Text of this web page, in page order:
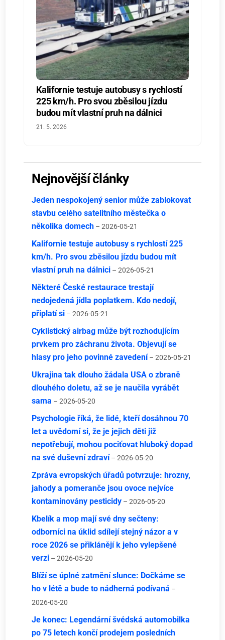
Kalifornie testuje autobusy s rychlostí
225 km/h. Pro svou zběsilou jízdu
budou mít vlastní pruh na dálnici
21. 5. 2026
Nejnovější články
Jeden nespokojený senior může zablokovat
stavbu celého satelitního městečka o
několika domech – 2026-05-21
Kalifornie testuje autobusy s rychlostí 225
km/h. Pro svou zběsilou jízdu budou mít
vlastní pruh na dálnici – 2026-05-21
Některé České restaurace trestají
nedojedená jídla poplatkem. Kdo nedojí,
připlatí si – 2026-05-21
Cyklistický airbag může být rozhodujícím
prvkem pro záchranu života. Objevují se
hlasy pro jeho povinné zavedení – 2026-05-21
Ukrajina tak dlouho žádala USA o zbraně
dlouhého doletu, až se je naučila vyrábět
sama – 2026-05-20
Psychologie říká, že lidé, kteří dosáhnou 70
let a uvědomí si, že je jejich děti již
nepotřebují, mohou pociťovat hluboký dopad
na své duševní zdraví – 2026-05-20
Zpráva evropských úřadů potvrzuje: hrozny,
jahody a pomeranče jsou ovoce nejvíce
kontaminovány pesticidy – 2026-05-20
Kbelík a mop mají své dny sečteny:
odborníci na úklid sdílejí stejný názor a v
roce 2026 se přiklánějí k jeho vylepšené
verzi – 2026-05-20
Blíží se úplné zatmění slunce: Dočkáme se
ho v létě a bude to nádherná podívaná –
2026-05-20
Je konec: Legendární švédská automobilka
po 75 letech končí prodejem posledních